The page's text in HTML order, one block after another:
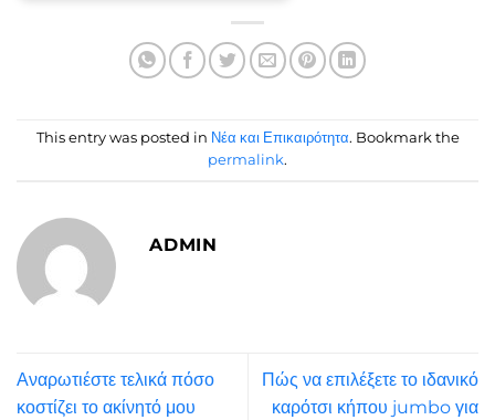
This entry was posted in Νέα και Επικαιρότητα. Bookmark the
permalink.
ADMIN
Αναρωτιέστε τελικά πόσο
κοστίζει το ακίνητό μου
Πώς να επιλέξετε το ιδανικό
καρότσι κήπου jumbo για